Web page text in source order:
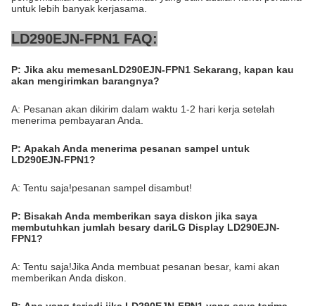
untuk lebih banyak kerjasama.
LD290EJN-FPN1 FAQ:
P: Jika aku memesanLD290EJN-FPN1 Sekarang, kapan kau
akan mengirimkan barangnya?
A: Pesanan akan dikirim dalam waktu 1-2 hari kerja setelah
menerima pembayaran Anda.
P: Apakah Anda menerima pesanan sampel untuk
LD290EJN-FPN1?
A: Tentu saja!pesanan sampel disambut!
P: Bisakah Anda memberikan saya diskon jika saya
membutuhkan jumlah besary dariLG Display LD290EJN-
FPN1?
A: Tentu saja!Jika Anda membuat pesanan besar, kami akan
memberikan Anda diskon.